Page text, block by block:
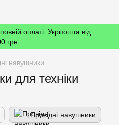
оплаті: Укрпошта від
грн
навушники
для техніки
Провідні навушники